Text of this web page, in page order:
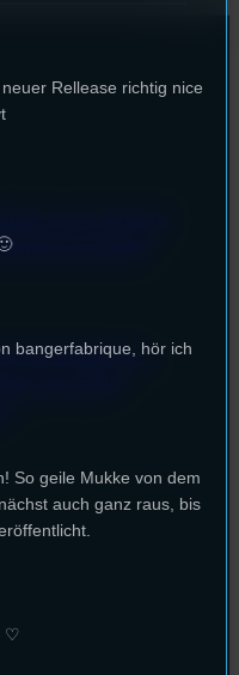
by Airtime.pro –
own radio
Rellease richtig nice
bangerfabrique, hör ich
So geile Mukke von dem
auch ganz raus, bis
♡